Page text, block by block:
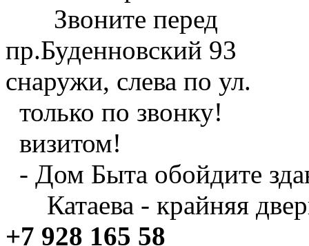
Звоните перед
пр.Буденновский 93
снаружи, слева по ул.
только по звонку!
визитом!
- Дом Быта обойдите
Катаева - крайняя
+7 928 165 58